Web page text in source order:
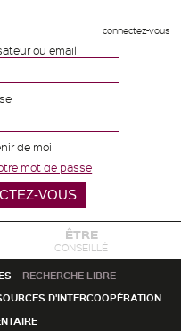
connectez-vous
ou email
de moi
mot de passe
ÊTRE
CONSEILLÉ
RECHERCHE LIBRE
D'INTERCOOPÉRATION